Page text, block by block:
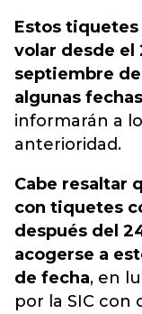
Estos
volar desde el
septiembre
algunas
informarán a
anterioridad.
Cabe resaltar
con tiquetes
después del
acogerse a
de fecha, en
por la SIC con